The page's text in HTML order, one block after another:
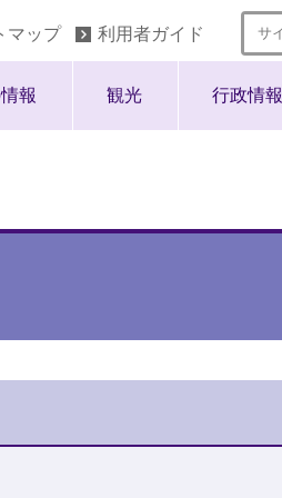
マップ 利用者ガイド
報 観光 行政情報